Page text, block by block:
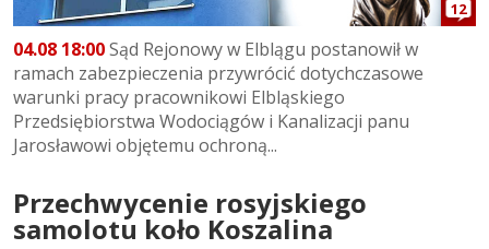
12
04.08 18:00Sąd Rejonowy w Elblągu postanowił w
ramach zabezpieczenia przywrócić dotychczasowe
warunki pracy pracownikowi Elbląskiego
Przedsiębiorstwa Wodociągów i Kanalizacji panu
Jarosławowi objętemu ochroną...
Przechwycenie rosyjskiego
samolotu koło Koszalina